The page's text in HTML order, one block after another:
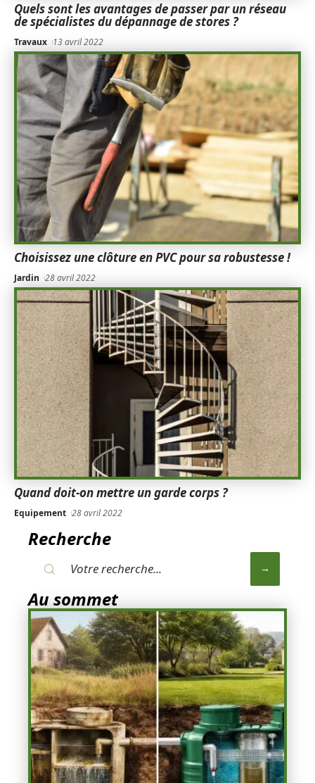
Quels sont les avantages de passer par un réseau
de spécialistes du dépannage de stores ?
Travaux 13 avril 2022
Choisissez une clôture en PVC pour sa robustesse !
Jardin 28 avril 2022
Quand doit-on mettre un garde corps ?
Equipement 28 avril 2022
Recherche
Au sommet